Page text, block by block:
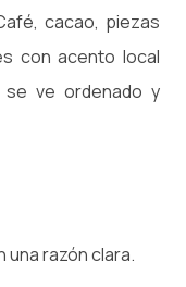
cacao, piezas
con acento local
ve ordenado y
una razón clara.